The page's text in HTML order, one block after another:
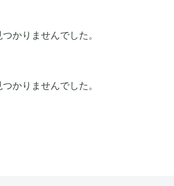
かりませんでした。
かりませんでした。